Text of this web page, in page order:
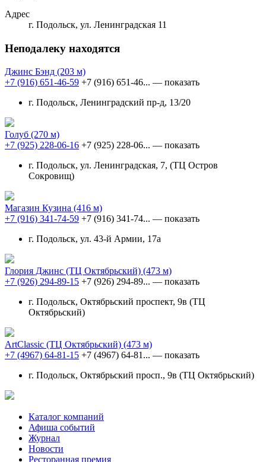
Адрес
г. Подольск, ул. Ленинградская 11
Неподалеку находятся
Джинс Бэнд (203 м)
+7 (916) 651-46-59 +7 (916) 651-46... — показать
г. Подольск, Ленинградский пр-д, 13/20
Голуб (270 м)
+7 (925) 228-06-16 +7 (925) 228-06... — показать
г. Подольск, ул. Ленинградская, 7, (ТЦ Остров
Сокровищ)
Магазин Кузина (416 м)
+7 (916) 341-74-59 +7 (916) 341-74... — показать
г. Подольск, ул. 43-й Армии, 17а
Глория Джинс (ТЦ Октябрьский) (473 м)
+7 (926) 294-89-15 +7 (926) 294-89... — показать
г. Подольск, Октябрьский проспект, 9в (ТЦ
Октябрьский)
ArtClassic (ТЦ Октябрьский) (473 м)
+7 (4967) 64-81-15 +7 (4967) 64-81... — показать
г. Подольск, Октябрьский просп., 9в (ТЦ Октябрьский)
Каталог компаний
Афиша событий
Журнал
Новости
Ресторанная премия